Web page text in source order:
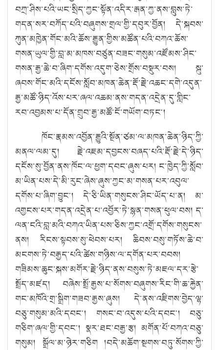
བཀྲ་ཤིས་པའི་ཡང་སྲིད་ཀྱང་སྟོན་འདིར་རྒན་ཀྱ་ནས་བླུས་ཏེ་
གདན་སར་བཀོད་པའི་བཞུགས་གྲལ་གྱི་དབུར་བྱོན། དེ་སྐབས་
ཀུན་མཁྱེན་གོང་མའི་ཆོས་རྒྱུན་གྱིས་མཚོན་པའི་བཀའ་ཆོས་
གསན་ཡུལ་གྱི་བླ་མ་མཁས་བཙུན་བཟང་གསུམ་འཛོམས་ཤིང་
གསན་རྒྱ་ཆེ་བ་ཞིག་དགོས་འདུག་ཅེས་གྲོས་བསྡུར་བས། སྐུ་
ཞབས་གོང་མའི་དངོས་སློབ་མཁན་ཆེན་རྡོ་རྗེ་འཆང་དགེ་འདུན་
རྒྱ་མཚོ་ཉིད་འོས་པར་ཞལ་འཆམ་ནས་གདན་འདྲེན་དུ་གླིང་
རབ་འབྱམས་པ་དོན་གྲུབ་རྒྱ་མཚོ་ངོ་གཡོག་བཏང༌།
ཁོང་རྣམས་འབྱོན་རྒྱུའི་སྔོན་ཙམ་ལ་མཁན་ཆེན་ཉིད་ཀྱི་
མནལ་ལམ་དུ། རྗེ་འཇམ་དབྱངས་བཞད་པའི་རྡོ་རྗེ་དེ་ཉིད་
དངོས་སུ་བྱོན་ནས་ཁོང་ལ་ཕྱག་དབང་ཞུས་པར། ང་ཁྱེད་ཀྱི་སློབ་
མ་ཡིན་པས་དེ་མི་རུང་ཞེས་ཞུས་ཀྱང་མ་གསན་པར་འབུལ་
དགོས་པ་ཞིག་བྱུང༌། དེ་ཅི་ཡིན་གསུངས་ཤིང་ཡོད་པ་ན། མ་
འགྱངས་པར་གདན་འདྲེན་པ་འབྱོར་ཏེ་སྙན་གསན་ཕུལ་བས། ད་
ལན་ངའི་བླ་མའི་བཀའ་ཡིན་པས་ཅིས་ཀྱང་འགྲོ་དགོས་གསུངས་
ནས། རིངས་སྟབས་སུ་ཕེབས་པར། ཆིབས་བསུ་གཏོས་ཆེ་བ་
མངགས་ཏེ་བརྒྱད་པའི་ཚེས་གཉིས་ལ་དགོན་པར་བབས།
གཟིམས་ཆུང་སྐས་མགོར་རྗེ་ཉིད་ནས་བསུས་ཏེ་མཇལ་དར་རྩེ་
སྤྲོད་མཛད། བཞེས་སྤྲོ་རྒྱས་པ་སོགས་བཞུགས་རིང་གི་ཆ་རྐྱེན་
གང་མཁོའི་གྲ་སྒྲིག་གཟབ་རྒྱས་ཞུས། དེ་ནས་འཇིགས་བྱེད་ལྷ་
བཅུ་གསུམ་མའི་དབང༌། གསང་བ་འདུས་པའི་དབང༌། བཅུ་
གཅིག་ཞལ་གྱི་དབང༌། སྣར་ཐང་བརྒྱ་རྩ། མགོན་པོ་བཀའ་བཅུ་
གསུམ། སྒྲོལ་མ་ཉེར་གཅིག །བདེ་མཆོག་སྔགས་བཏུ་སོགས་ཀྱི་